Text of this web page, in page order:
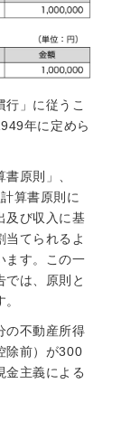
」に従うこ
年に定めら
原則」、
算書原則に
及び収入に基
当てられるよ
ます。この一
では、原則と
の不動産所得
除前）が300
金主義による